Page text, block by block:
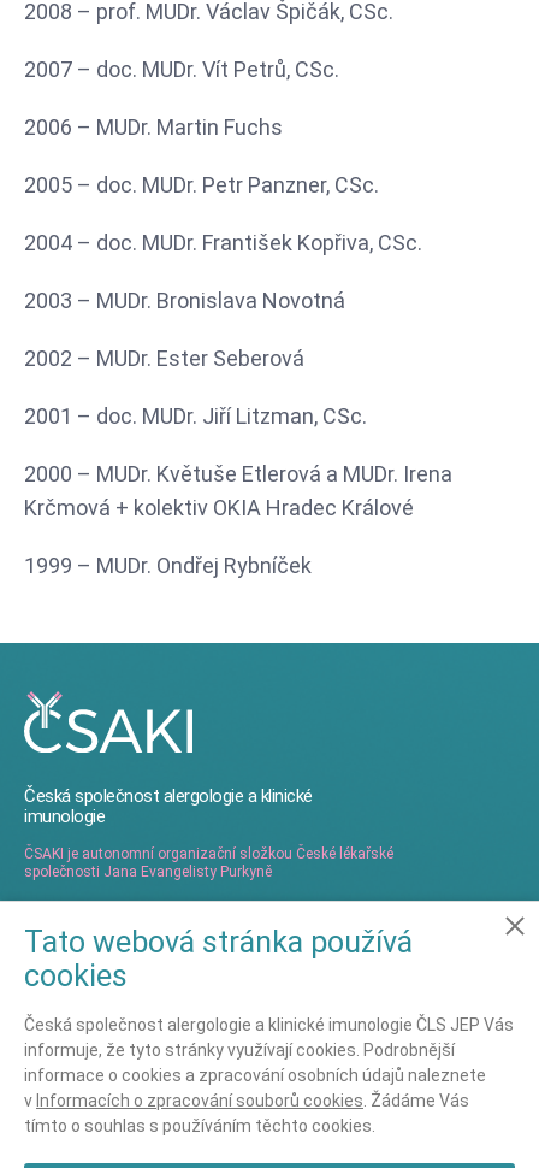
2008 – prof. MUDr. Václav Špičák, CSc.
2007 – doc. MUDr. Vít Petrů, CSc.
2006 – MUDr. Martin Fuchs
2005 – doc. MUDr. Petr Panzner, CSc.
2004 – doc. MUDr. František Kopřiva, CSc.
2003 – MUDr. Bronislava Novotná
2002 – MUDr. Ester Seberová
2001 – doc. MUDr. Jiří Litzman, CSc.
2000 – MUDr. Květuše Etlerová a MUDr. Irena
Krčmová + kolektiv OKIA Hradec Králové
1999 – MUDr. Ondřej Rybníček
Česká společnost alergologie a klinické
imunologie
ČSAKI je autonomní organizační složkou České lékařské
společnosti Jana Evangelisty Purkyně
Ochrana osobních údajů
Nastavení cookies
Ochrana osobních údajů - GDPR
Kontaktujte nás
Asociační management ČSAKI
Mgr. Vendula Pávková
Tato webová stránka používá
cookies
Česká společnost alergologie a klinické imunologie ČLS JEP Vás
informuje, že tyto stránky využívají cookies. Podrobnější
informace o cookies a zpracování osobních údajů naleznete
v Informacích o zpracování souborů cookies . Žádáme Vás
tímto o souhlas s používáním těchto cookies.